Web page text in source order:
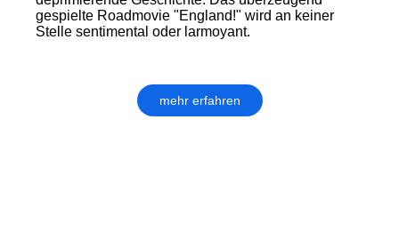
gespielte Roadmovie "England!" wird an keiner
Stelle sentimental oder larmoyant.
mehr erfahren